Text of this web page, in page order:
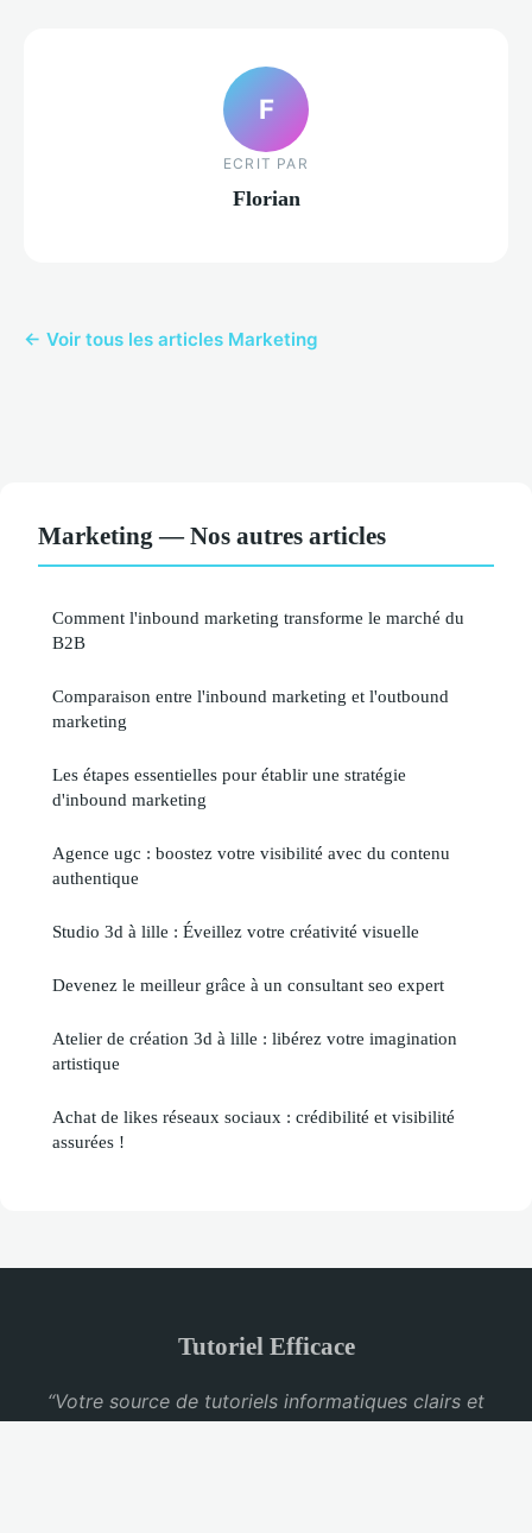
F
ECRIT PAR
Florian
← Voir tous les articles Marketing
Marketing — Nos autres articles
Comment l'inbound marketing transforme le marché du
B2B
Comparaison entre l'inbound marketing et l'outbound
marketing
Les étapes essentielles pour établir une stratégie
d'inbound marketing
Agence ugc : boostez votre visibilité avec du contenu
authentique
Studio 3d à lille : Éveillez votre créativité visuelle
Devenez le meilleur grâce à un consultant seo expert
Atelier de création 3d à lille : libérez votre imagination
artistique
Achat de likes réseaux sociaux : crédibilité et visibilité
assurées !
Tutoriel Efficace
“Votre source de tutoriels informatiques clairs et